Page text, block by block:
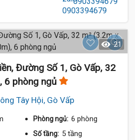
21
Đường Số 1, Gò Vấp, 32
6 phòng ngủ
Tây Hội, Gò Vấp
Phòng ngủ: 6 phòng
Số tầng: 5 tầng